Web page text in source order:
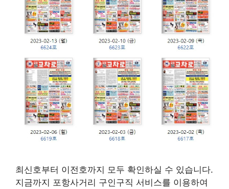
최신호부터 이전호까지 모두 확인하실 수 있습니다.
지금까지 포항사거리 구인구직 서비스를 이용하여